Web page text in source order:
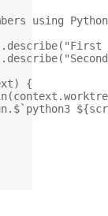
using
describe( "First
describe(
) {
$`python3 ${